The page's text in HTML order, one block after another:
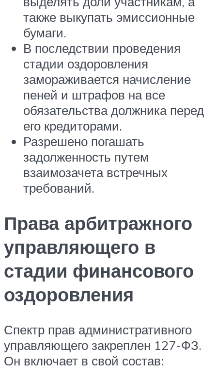
также выкупать эмиссионные
бумаги.
В последствии проведения
стадии оздоровления
замораживается начисление
пеней и штрафов на все
обязательства должника перед
его кредиторами.
Разрешено погашать
задолженность путем
взаимозачета встречных
требований.
Права арбитражного
управляющего в
стадии финансового
оздоровления
Спектр прав административного
управляющего закреплен 127-ФЗ.
Он включает в свой состав: